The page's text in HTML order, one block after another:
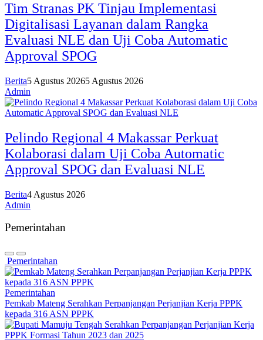
Tim Stranas PK Tinjau Implementasi
Digitalisasi Layanan dalam Rangka
Evaluasi NLE dan Uji Coba Automatic
Approval SPOG
Berita5 Agustus 20265 Agustus 2026
Admin
Pelindo Regional 4 Makassar Perkuat
Kolaborasi dalam Uji Coba Automatic
Approval SPOG dan Evaluasi NLE
Berita4 Agustus 2026
Admin
Pemerintahan
Pemerintahan
Pemerintahan
Pemkab Mateng Serahkan Perpanjangan Perjanjian Kerja PPPK
kepada 316 ASN PPPK